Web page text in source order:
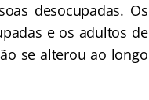
desocupadas. Os
e os adultos de
se alterou ao longo